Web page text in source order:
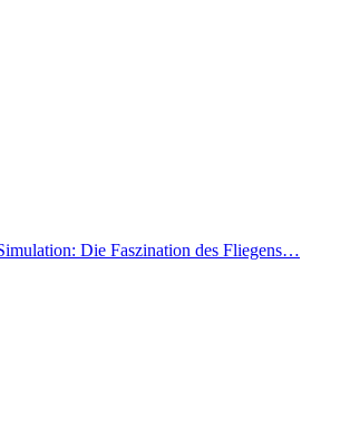
Die Faszination des Fliegens…